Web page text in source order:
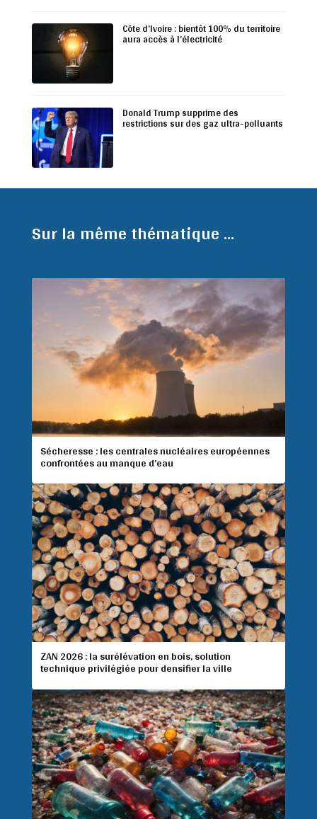
Côte d’Ivoire : bientôt 100% du territoire
aura accès à l’électricité
Donald Trump supprime des
restrictions sur des gaz ultra-polluants
Sur la même thématique ...
Sécheresse : les centrales nucléaires européennes
confrontées au manque d’eau
ZAN 2026 : la surélévation en bois, solution
technique privilégiée pour densifier la ville